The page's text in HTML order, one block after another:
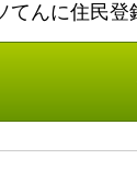
てんに住民